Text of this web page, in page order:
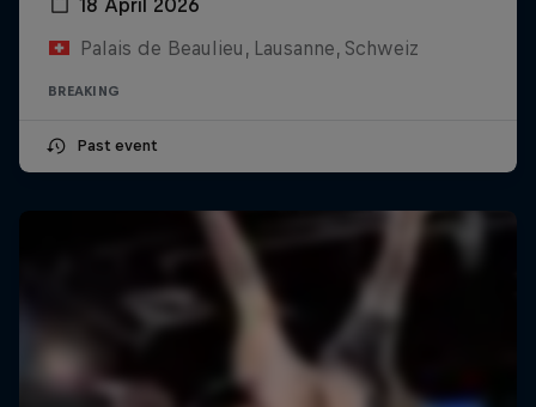
18 April 2026
Palais de Beaulieu, Lausanne, Schweiz
BREAKING
Past event